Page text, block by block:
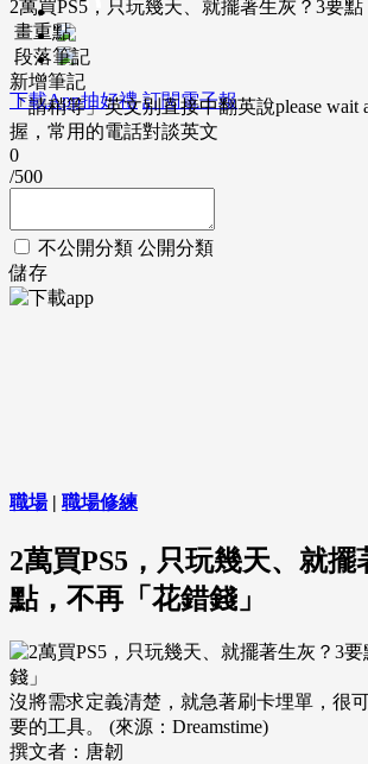
下載App抽好禮 訂閱電子報
2萬買PS5，只玩幾天、就擺著生灰？3要點
畫重點
段落筆記
新增筆記
「請稍等」英文別直接中翻英說please wait
握，常用的電話對談英文
0
/500
不公開分類 公開分類
儲存
職場| 職場修練
2萬買PS5，只玩幾天、就擺
點，不再「花錯錢」
沒將需求定義清楚，就急著刷卡埋單，很
要的工具。 (來源：Dreamstime)
撰文者：唐韌